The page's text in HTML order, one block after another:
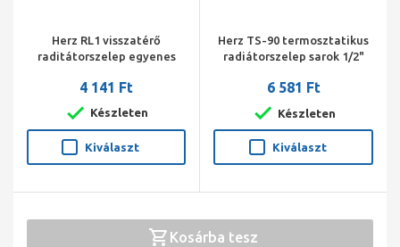
Herz RL1 visszatérő
raditátorszelep egyenes
4 141 Ft
Készleten
Kiválaszt
Herz TS-90 termosztatikus
radiátorszelep sarok 1/2"
6 581 Ft
Készleten
Kiválaszt
Kosárba tesz